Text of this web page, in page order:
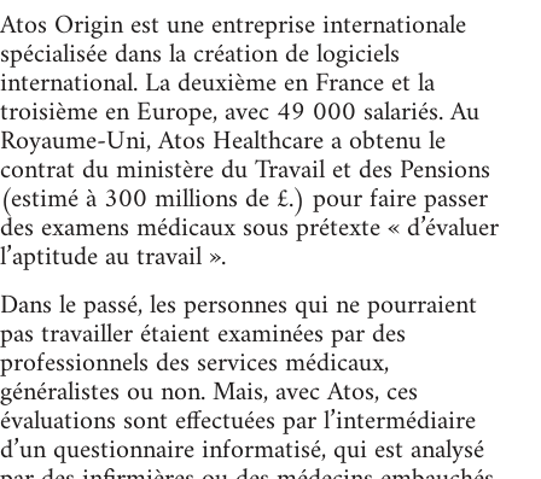
Atos Origin est une entreprise internationale
spécialisée dans la création de logiciels
international. La deuxième en France et la
troisième en Europe, avec 49 000 salariés. Au
Royaume-Uni, Atos Healthcare a obtenu le
contrat du ministère du Travail et des Pensions
(estimé à 300 millions de £.) pour faire passer
des examens médicaux sous prétexte « d’évaluer
l’aptitude au travail ».
Dans le passé, les personnes qui ne pourraient
pas travailler étaient examinées par des
professionnels des services médicaux,
généralistes ou non. Mais, avec Atos, ces
évaluations sont effectuées par l’intermédiaire
d’un questionnaire informatisé, qui est analysé